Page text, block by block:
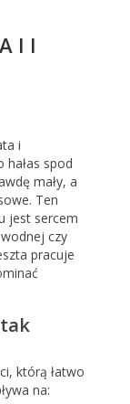
I I
i
hałas spod
mały, a
Ten
jest sercem
czy
pracuje
którą łatwo
na: